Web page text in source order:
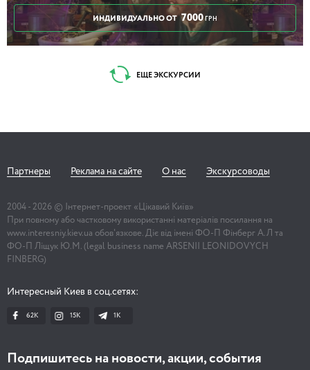
ИНДИВИДУАЛЬНО ОТ 7000 ГРН
ЕЩЕ ЭКСКУРСИИ
Партнеры Реклама на сайте О нас Экскурсоводы
2004 - 2026 © Інтернет-проект «Цікавий Київ»
При повному або частковому використанні матеріалів посилання на
www.interesniy.kiev.ua обов'язкове. Діє від імені ФО-П Фінберг А.Л та
ФО-П Ліщук Ю.М. (legal business name ARSENII LEONIDOVYCH
FINBERG)
Интересный Киев в соц.сетях:
62K 15K 1К
Подпишитесь на новости, акции, события